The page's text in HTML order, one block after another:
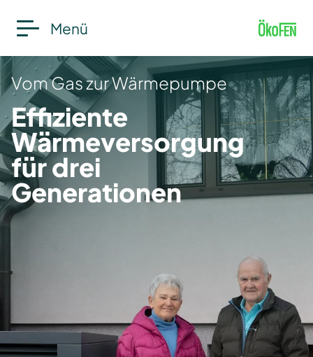
Menü
Vom Gas zur Wärmepumpe
Effiziente
Wärmeversorgung
für drei
Generationen